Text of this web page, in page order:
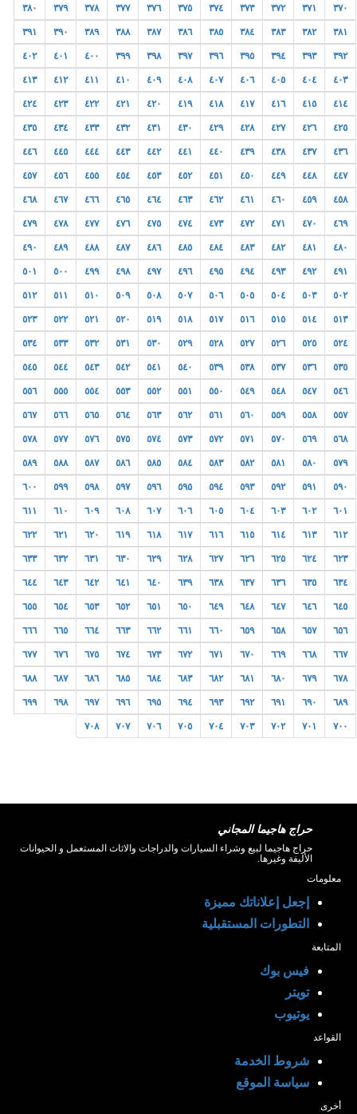
٣٧٠ ٣٧١ ٣٧٢ ٣٧٣ ٣٧٤ ٣٧٥ ٣٧٦ ٣٧٧ ٣٧٨ ٣٧٩ ٣٨٠
٣٨١ ٣٨٢ ٣٨٣ ٣٨٤ ٣٨٥ ٣٨٦ ٣٨٧ ٣٨٨ ٣٨٩ ٣٩٠ ٣٩١
٣٩٢ ٣٩٣ ٣٩٤ ٣٩٥ ٣٩٦ ٣٩٧ ٣٩٨ ٣٩٩ ٤٠٠ ٤٠١ ٤٠٢
٤٠٣ ٤٠٤ ٤٠٥ ٤٠٦ ٤٠٧ ٤٠٨ ٤٠٩ ٤١٠ ٤١١ ٤١٢ ٤١٣
٤١٤ ٤١٥ ٤١٦ ٤١٧ ٤١٨ ٤١٩ ٤٢٠ ٤٢١ ٤٢٢ ٤٢٣ ٤٢٤
٤٢٥ ٤٢٦ ٤٢٧ ٤٢٨ ٤٢٩ ٤٣٠ ٤٣١ ٤٣٢ ٤٣٣ ٤٣٤ ٤٣٥
٤٣٦ ٤٣٧ ٤٣٨ ٤٣٩ ٤٤٠ ٤٤١ ٤٤٢ ٤٤٣ ٤٤٤ ٤٤٥ ٤٤٦
٤٤٧ ٤٤٨ ٤٤٩ ٤٥٠ ٤٥١ ٤٥٢ ٤٥٣ ٤٥٤ ٤٥٥ ٤٥٦ ٤٥٧
٤٥٨ ٤٥٩ ٤٦٠ ٤٦١ ٤٦٢ ٤٦٣ ٤٦٤ ٤٦٥ ٤٦٦ ٤٦٧ ٤٦٨
٤٦٩ ٤٧٠ ٤٧١ ٤٧٢ ٤٧٣ ٤٧٤ ٤٧٥ ٤٧٦ ٤٧٧ ٤٧٨ ٤٧٩
٤٨٠ ٤٨١ ٤٨٢ ٤٨٣ ٤٨٤ ٤٨٥ ٤٨٦ ٤٨٧ ٤٨٨ ٤٨٩ ٤٩٠
٤٩١ ٤٩٢ ٤٩٣ ٤٩٤ ٤٩٥ ٤٩٦ ٤٩٧ ٤٩٨ ٤٩٩ ٥٠٠ ٥٠١
٥٠٢ ٥٠٣ ٥٠٤ ٥٠٥ ٥٠٦ ٥٠٧ ٥٠٨ ٥٠٩ ٥١٠ ٥١١ ٥١٢
٥١٣ ٥١٤ ٥١٥ ٥١٦ ٥١٧ ٥١٨ ٥١٩ ٥٢٠ ٥٢١ ٥٢٢ ٥٢٣
٥٢٤ ٥٢٥ ٥٢٦ ٥٢٧ ٥٢٨ ٥٢٩ ٥٣٠ ٥٣١ ٥٣٢ ٥٣٣ ٥٣٤
٥٣٥ ٥٣٦ ٥٣٧ ٥٣٨ ٥٣٩ ٥٤٠ ٥٤١ ٥٤٢ ٥٤٣ ٥٤٤ ٥٤٥
٥٤٦ ٥٤٧ ٥٤٨ ٥٤٩ ٥٥٠ ٥٥١ ٥٥٢ ٥٥٣ ٥٥٤ ٥٥٥ ٥٥٦
٥٥٧ ٥٥٨ ٥٥٩ ٥٦٠ ٥٦١ ٥٦٢ ٥٦٣ ٥٦٤ ٥٦٥ ٥٦٦ ٥٦٧
٥٦٨ ٥٦٩ ٥٧٠ ٥٧١ ٥٧٢ ٥٧٣ ٥٧٤ ٥٧٥ ٥٧٦ ٥٧٧ ٥٧٨
٥٧٩ ٥٨٠ ٥٨١ ٥٨٢ ٥٨٣ ٥٨٤ ٥٨٥ ٥٨٦ ٥٨٧ ٥٨٨ ٥٨٩
٥٩٠ ٥٩١ ٥٩٢ ٥٩٣ ٥٩٤ ٥٩٥ ٥٩٦ ٥٩٧ ٥٩٨ ٥٩٩ ٦٠٠
٦٠١ ٦٠٢ ٦٠٣ ٦٠٤ ٦٠٥ ٦٠٦ ٦٠٧ ٦٠٨ ٦٠٩ ٦١٠ ٦١١
٦١٢ ٦١٣ ٦١٤ ٦١٥ ٦١٦ ٦١٧ ٦١٨ ٦١٩ ٦٢٠ ٦٢١ ٦٢٢
٦٢٣ ٦٢٤ ٦٢٥ ٦٢٦ ٦٢٧ ٦٢٨ ٦٢٩ ٦٣٠ ٦٣١ ٦٣٢ ٦٣٣
٦٣٤ ٦٣٥ ٦٣٦ ٦٣٧ ٦٣٨ ٦٣٩ ٦٤٠ ٦٤١ ٦٤٢ ٦٤٣ ٦٤٤
٦٤٥ ٦٤٦ ٦٤٧ ٦٤٨ ٦٤٩ ٦٥٠ ٦٥١ ٦٥٢ ٦٥٣ ٦٥٤ ٦٥٥
٦٥٦ ٦٥٧ ٦٥٨ ٦٥٩ ٦٦٠ ٦٦١ ٦٦٢ ٦٦٣ ٦٦٤ ٦٦٥ ٦٦٦
٦٦٧ ٦٦٨ ٦٦٩ ٦٧٠ ٦٧١ ٦٧٢ ٦٧٣ ٦٧٤ ٦٧٥ ٦٧٦ ٦٧٧
٦٧٨ ٦٧٩ ٦٨٠ ٦٨١ ٦٨٢ ٦٨٣ ٦٨٤ ٦٨٥ ٦٨٦ ٦٨٧ ٦٨٨
٦٨٩ ٦٩٠ ٦٩١ ٦٩٢ ٦٩٣ ٦٩٤ ٦٩٥ ٦٩٦ ٦٩٧ ٦٩٨ ٦٩٩
٧٠٠ ٧٠١ ٧٠٢ ٧٠٣ ٧٠٤ ٧٠٥ ٧٠٦ ٧٠٧ ٧٠٨
حراج هاجيما المجاني
حراج هاجيما لبيع وشراء السيارات والدراجات والاثاث المستعمل و الحيوانات
الأليفة وغيرها.
معلومات
إجعل إعلاناتك مميزة
التطورات المستقبلية
المتابعة
فيس بوك
تويتر
يوتيوب
القواعد
شروط الخدمة
سياسة الموقع
أخرى